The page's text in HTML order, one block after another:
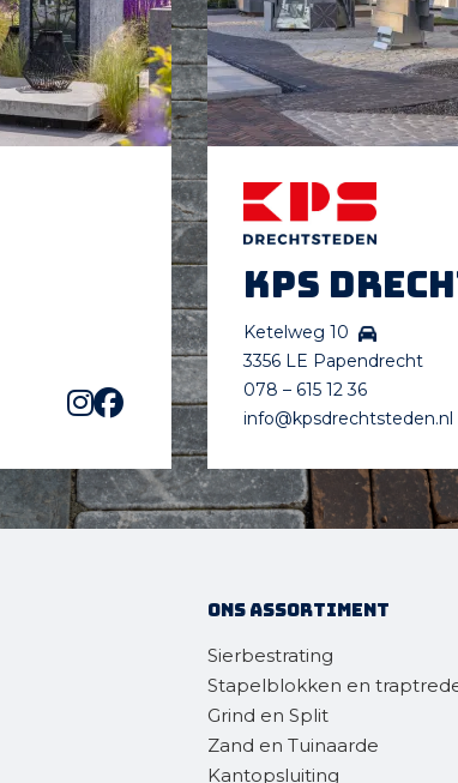
KPS
Ketelweg 10
3356 LE Papendrecht
078 – 615 12 36
info@kpsdrechtsteden.nl
Ons assortiment
Sierbestrating
Stapelblokken en
Grind en Split
Zand en Tuinaarde
Kantopsluiting